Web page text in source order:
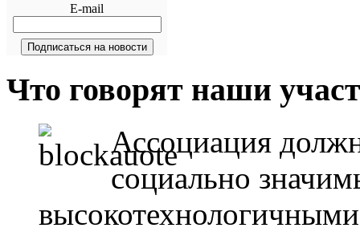
E-mail
Что говорят наши
Ассоциация
социально